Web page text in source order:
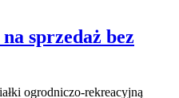
sprzedaż bez
ogrodniczo-rekreacyjną